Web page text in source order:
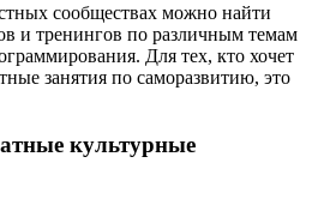
сообществах можно найти
и тренингов по различным темам
Для тех, кто хочет
занятия по саморазвитию, это
культурные